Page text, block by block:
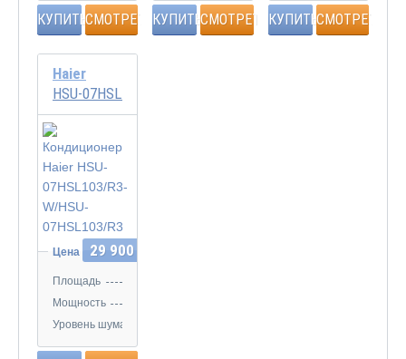
КУПИТЬСМОТРЕТЬКУПИТЬСМОТРЕТЬ КУПИТЬСМОТРЕТЬ
Haier
HSU-07HSL103/R3-W/HSU-07HSL103/R3
Цена 29 900 Р
Площадь
20 кв.м
Мощность
2.3 кВт
Уровень шума